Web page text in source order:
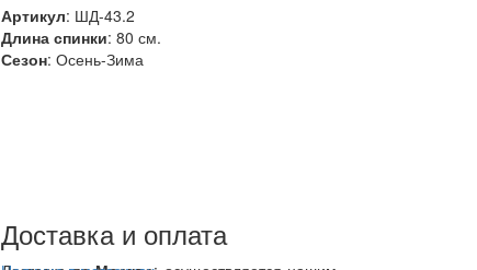
Артикул: ШД-43.2
Длина спинки: 80 см.
Сезон: Осень-Зима
Доставка и оплата